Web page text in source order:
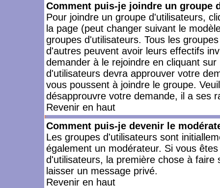
Comment puis-je joindre un groupe
Pour joindre un groupe d'utilisateurs,
la page (peut changer suivant le
groupes d'utilisateurs. Tous les
d'autres peuvent avoir leurs effectifs
demander à le rejoindre en cliquant
d'utilisateurs devra approuver votre
vous poussent à joindre le groupe.
désapprouvre votre demande, il a ses
Revenir en haut
Comment puis-je devenir le
Les groupes d'utilisateurs sont
également un modérateur. Si vous
d'utilisateurs, la première chose à
laisser un message privé.
Revenir en haut